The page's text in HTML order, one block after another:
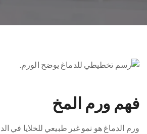
فهم ورم المخ
ورم الدماغ هو نمو غير طبيعي للخلايا في